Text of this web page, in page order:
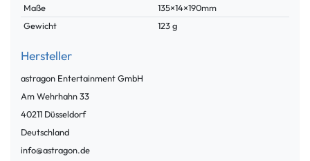
Maße
135×14×190mm
Gewicht
123 g
Hersteller
astragon Entertainment GmbH
Am Wehrhahn33
40211 Düsseldorf
Deutschland
info@astragon.de